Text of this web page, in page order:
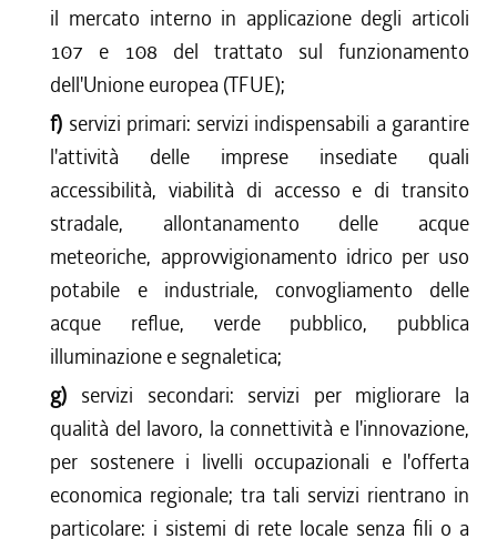
il mercato interno in applicazione degli articoli
107 e 108 del trattato sul funzionamento
dell'Unione europea (TFUE);
f) servizi primari: servizi indispensabili a garantire
l'attività delle imprese insediate quali
accessibilità, viabilità di accesso e di transito
stradale, allontanamento delle acque
meteoriche, approvvigionamento idrico per uso
potabile e industriale, convogliamento delle
acque reflue, verde pubblico, pubblica
illuminazione e segnaletica;
g) servizi secondari: servizi per migliorare la
qualità del lavoro, la connettività e l'innovazione,
per sostenere i livelli occupazionali e l'offerta
economica regionale; tra tali servizi rientrano in
particolare: i sistemi di rete locale senza fili o a